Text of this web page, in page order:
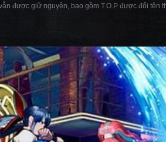
được giữ nguyên, bao gồm T.O.P được đổi tên